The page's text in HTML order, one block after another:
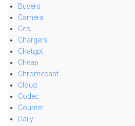
Buyers
Camera
Ces
Chargers
Chatgpt
Cheap
Chromecast
Cloud
Codec
Counter
Daily